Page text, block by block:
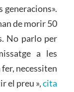
generacions».
de morir 50
No parlo per
a les
necessiten
el preu »,cita